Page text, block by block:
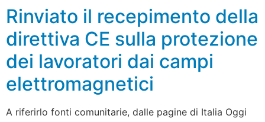
Rinviato il recepimento della
direttiva CE sulla protezione
dei lavoratori dai campi
elettromagnetici
A riferirlo fonti comunitarie, dalle pagine di Italia Oggi